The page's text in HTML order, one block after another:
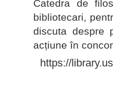
Catedra de
bibliotecari,
discuta despre
acțiune în
https://